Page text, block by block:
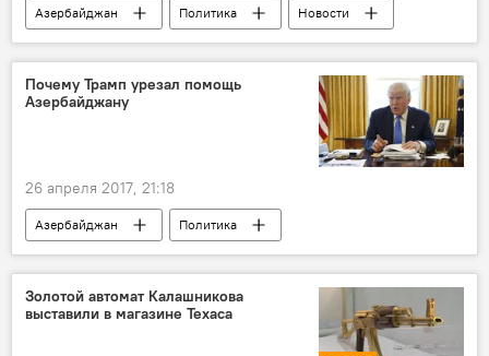
Азербайджан Политика
Новости
Алимамед Нуриев
Шахин Алиев
Администрация Президента Азербайджана
закон
Изменение
Почему Трамп урезал помощь
Азербайджану
26 апреля 2017, 21:18
Азербайджан
Политика
АНАЛИТИКА
Новости
Экономика
Анар Садыхов
Дональд Трамп
USAID
Золотой автомат Калашникова
выставили в магазине Техаса